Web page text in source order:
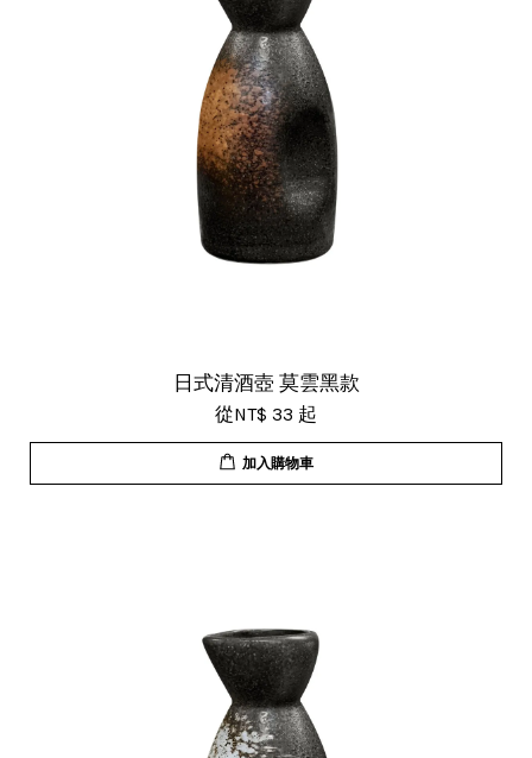
日式清酒壺 莫雲黑款
從NT$ 33 起
加入購物車